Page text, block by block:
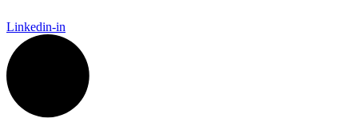
Linkedin-in